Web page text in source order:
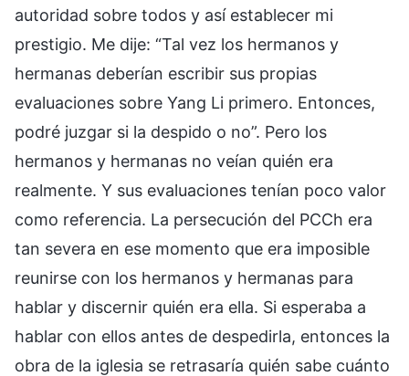
autoridad sobre todos y así establecer mi
prestigio. Me dije: “Tal vez los hermanos y
hermanas deberían escribir sus propias
evaluaciones sobre Yang Li primero. Entonces,
podré juzgar si la despido o no”. Pero los
hermanos y hermanas no veían quién era
realmente. Y sus evaluaciones tenían poco valor
como referencia. La persecución del PCCh era
tan severa en ese momento que era imposible
reunirse con los hermanos y hermanas para
hablar y discernir quién era ella. Si esperaba a
hablar con ellos antes de despedirla, entonces la
obra de la iglesia se retrasaría quién sabe cuánto